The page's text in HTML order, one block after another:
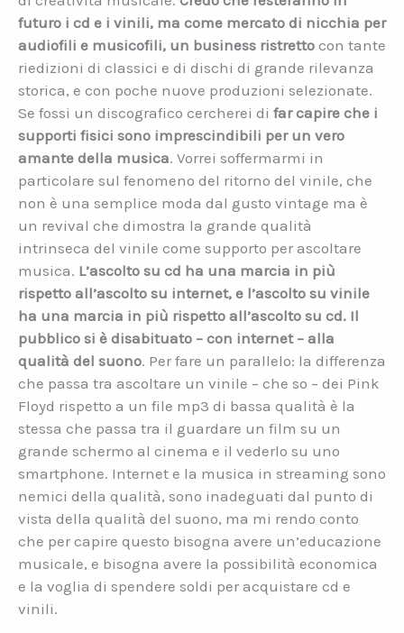
futuro i cd e i vinili, ma come mercato di nicchia per
audiofili e musicofili, un business ristretto con tante
riedizioni di classici e di dischi di grande rilevanza
storica, e con poche nuove produzioni selezionate.
Se fossi un discografico cercherei di far capire che i
supporti fisici sono imprescindibili per un vero
amante della musica. Vorrei soffermarmi in
particolare sul fenomeno del ritorno del vinile, che
non è una semplice moda dal gusto vintage ma è
un revival che dimostra la grande qualità
intrinseca del vinile come supporto per ascoltare
musica. L’ascolto su cd ha una marcia in più
rispetto all’ascolto su internet, e l’ascolto su vinile
ha una marcia in più rispetto all’ascolto su cd. Il
pubblico si è disabituato – con internet – alla
qualità del suono. Per fare un parallelo: la differenza
che passa tra ascoltare un vinile – che so – dei Pink
Floyd rispetto a un file mp3 di bassa qualità è la
stessa che passa tra il guardare un film su un
grande schermo al cinema e il vederlo su uno
smartphone. Internet e la musica in streaming sono
nemici della qualità, sono inadeguati dal punto di
vista della qualità del suono, ma mi rendo conto
che per capire questo bisogna avere un’educazione
musicale, e bisogna avere la possibilità economica
e la voglia di spendere soldi per acquistare cd e
vinili.